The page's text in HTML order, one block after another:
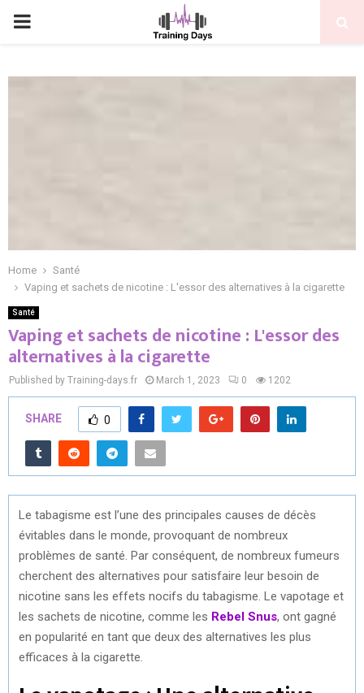
PRIMARY
Home
Santé
Vaping et sachets de nicotine : L'essor des alternatives à la cigarette
Santé
Vaping et sachets de nicotine : L'essor des
alternatives à la cigarette
Published by Training-days.fr March 1, 2023 0 1202
SHARE 0
Le tabagisme est l’une des principales causes de décès
évitables dans le monde, provoquant de nombreux
problèmes de santé. Par conséquent, de nombreux fumeurs
cherchent des alternatives pour satisfaire leur besoin de
nicotine sans les effets nocifs du tabagisme. Le vapotage et
les sachets de nicotine, comme les Rebel Snus, ont gagné
en popularité en tant que deux des alternatives les plus
efficaces à la cigarette.